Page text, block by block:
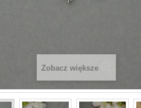
Zobacz większe